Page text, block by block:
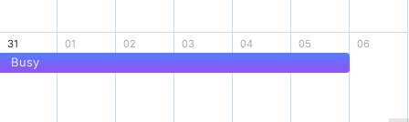
31 01 02 03 04 05 06
Busy